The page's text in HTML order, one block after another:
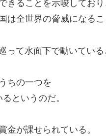
きることを示唆しており
は全世界の脅威になるこ
って水面下で動いている
ちの一つを
というのだ。
金が課せられている。